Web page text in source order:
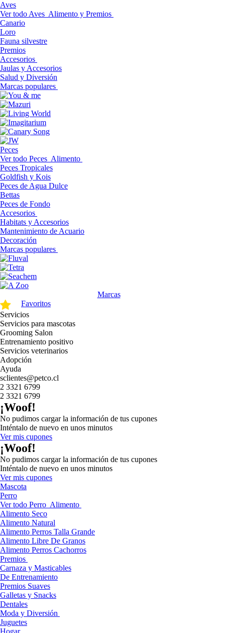
Aves
Ver todo Aves Alimento y Premios
Canario
Loro
Fauna silvestre
Premios
Accesorios
Jaulas y Accesorios
Salud y Diversión
Marcas populares
Peces
Ver todo Peces Alimento
Peces Tropicales
Goldfish y Kois
Peces de Agua Dulce
Bettas
Peces de Fondo
Accesorios
Habitats y Accesorios
Mantenimiento de Acuario
Decoración
Marcas populares
Marcas
Favoritos
Servicios
Servicios para mascotas
Grooming Salon
Entrenamiento positivo
Servicios veterinarios
Adopción
Ayuda
sclientes@petco.cl
2 3321 6799
2 3321 6799
¡Woof!
No pudimos cargar la información de tus cupones
Inténtalo de nuevo en unos minutos
Ver mis cupones
¡Woof!
No pudimos cargar la información de tus cupones
Inténtalo de nuevo en unos minutos
Ver mis cupones
Mascota
Perro
Ver todo Perro Alimento
Alimento Seco
Alimento Natural
Alimento Perros Talla Grande
Alimento Libre De Granos
Alimento Perros Cachorros
Premios
Carnaza y Masticables
De Entrenamiento
Premios Suaves
Galletas y Snacks
Dentales
Moda y Diversión
Juguetes
Hogar